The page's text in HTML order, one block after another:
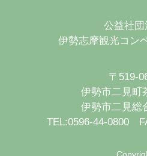
公益社団
伊勢志摩観光コン
〒519-
伊勢市二見町
伊勢市二見総
TEL:0596-44-0800